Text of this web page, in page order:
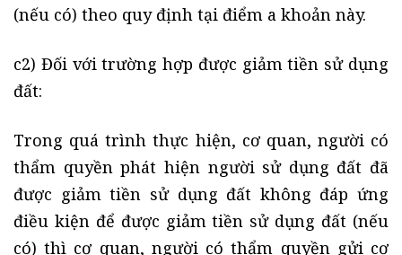
(nếu có) theo quy định tại điểm a khoản này.
c2) Đối với trường hợp được giảm tiền sử dụng
đất:
Trong quá trình thực hiện, cơ quan, người có
thẩm quyền phát hiện người sử dụng đất đã
được giảm tiền sử dụng đất không đáp ứng
điều kiện để được giảm tiền sử dụng đất (nếu
có) thì cơ quan, người có thẩm quyền gửi cơ